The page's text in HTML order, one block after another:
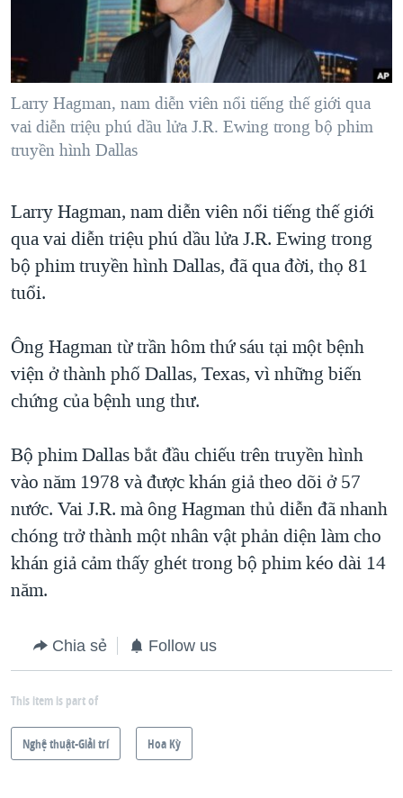
NGƯỜI VIỆT HẢI NGOẠI
ĐỜI SỐNG
KINH TẾ
KHOA HỌC
SỨC KHOẺ
THỂ THAO
GIÁO DỤC
HÀNH TRÌNH BẦU CỬ 2024
MỘT NĂM CHIẾN TRANH TẠI DẢI GAZA
GIẢI MÃ VÀNH ĐAI & CON ĐƯỜNG
NGÀY TỊ NẠN THẾ GIỚI
CHI PHÍ CHIẾN TRANH AFGHANISTAN
CÁC GIÁ TRỊ CỘNG HÒA Ở VIỆT NAM
THƯỢNG ĐỈNH TRUMP-KIM TẠI VIỆT NAM
NGƯ DÂN VIỆT VÀ LÀN SÓNG TRỘM HẢI SÂM
BÊN KIA QUỐC LỘ: TIẾNG VỌNG TỪ NÔNG THÔN MỸ
NGHE
MẠNG XÃ HỘI
Larry Hagman, nam diễn viên nổi tiếng thế giới qua
vai diễn triệu phú dầu lửa J.R. Ewing trong bộ phim
truyền hình Dallas
Larry Hagman, nam diễn viên nổi tiếng thế giới
qua vai diễn triệu phú dầu lửa J.R. Ewing trong
bộ phim truyền hình Dallas, đã qua đời, thọ 81
tuổi.
Ông Hagman từ trần hôm thứ sáu tại một bệnh
viện ở thành phố Dallas, Texas, vì những biến
chứng của bệnh ung thư.
Bộ phim Dallas bắt đầu chiếu trên truyền hình
vào năm 1978 và được khán giả theo dõi ở 57
nước. Vai J.R. mà ông Hagman thủ diễn đã nhanh
chóng trở thành một nhân vật phản diện làm cho
khán giả cảm thấy ghét trong bộ phim kéo dài 14
năm.
Chia sẻ Follow us
This item is part of
Nghệ thuật-Giải trí Hoa Kỳ